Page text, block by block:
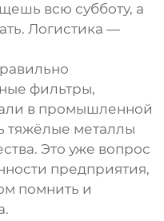
всю субботу, а
Логистика —
фильтры,
в промышленной
тяжёлые металлы
Это уже вопрос
предприятия,
помнить и